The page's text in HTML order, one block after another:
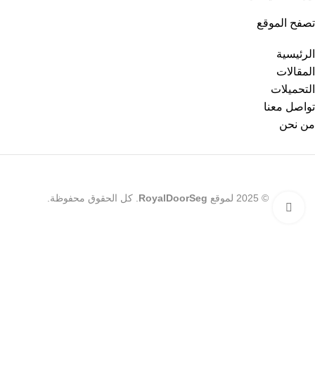
Click to enlarge
تصفح الموقع
الرئيسية
المقالات
التحميلات
تواصل معنا
من نحن
© 2025 لموقع RoyalDoorSeg . كل الحقوق محفوظة.